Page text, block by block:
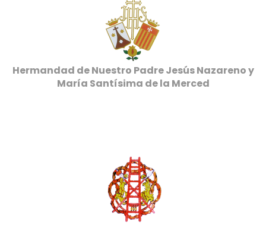
Hermandad de Nuestro Padre Jesús Nazareno y
María Santísima de la Merced